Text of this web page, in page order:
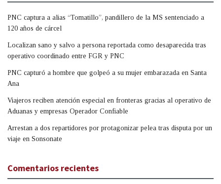
PNC captura a alias “Tomatillo”, pandillero de la MS sentenciado a
120 años de cárcel
Localizan sano y salvo a persona reportada como desaparecida tras
operativo coordinado entre FGR y PNC
PNC capturó a hombre que golpeó a su mujer embarazada en Santa
Ana
Viajeros reciben atención especial en fronteras gracias al operativo de
Aduanas y empresas Operador Confiable
Arrestan a dos repartidores por protagonizar pelea tras disputa por un
viaje en Sonsonate
Comentarios recientes